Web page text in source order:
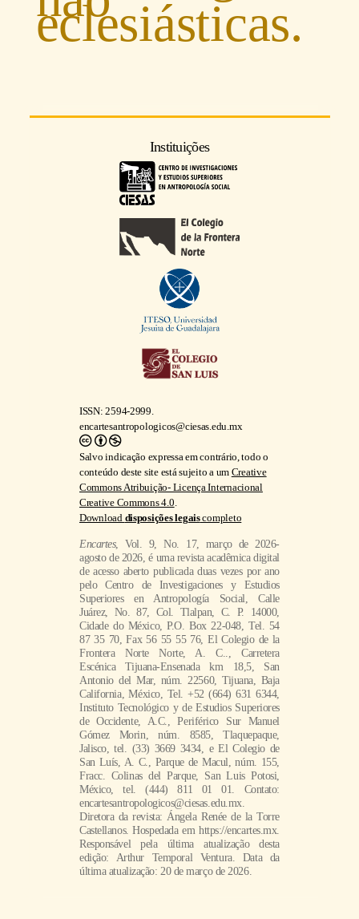
eclesiásticas.
Instituições
ISSN: 2594-2999.
encartesantropologicos@ciesas.edu.mx
Salvo indicação expressa em contrário, todo o
conteúdo deste site está sujeito a um Creative
Commons Atribuição- Licença Internacional
Creative Commons 4.0
Download disposições legaiscompleto
Encartes, Vol. 9, No. 17, março de 2026-
agosto de 2026, é uma revista acadêmica digital
de acesso aberto publicada duas vezes por ano
pelo Centro de Investigaciones y Estudios
Superiores en Antropología Social, Calle
Juárez, No. 87, Col. Tlalpan, C. P. 14000,
Cidade do México, P.O. Box 22-048, Tel. 54
87 35 70, Fax 56 55 55 76, El Colegio de la
Frontera Norte Norte, A. C.., Carretera
Escénica Tijuana-Ensenada km 18,5, San
Antonio del Mar, núm. 22560, Tijuana, Baja
California, México, Tel. +52 (664) 631 6344,
Instituto Tecnológico y de Estudios Superiores
de Occidente, A.C., Periférico Sur Manuel
Gómez Morin, núm. 8585, Tlaquepaque,
Jalisco, tel. (33) 3669 3434, e El Colegio de
San Luís, A. C., Parque de Macul, núm. 155,
Fracc. Colinas del Parque, San Luis Potosi,
México, tel. (444) 811 01 01. Contato:
encartesantropologicos@ciesas.edu.mx.
Diretora da revista: Ángela Renée de la Torre
Castellanos. Hospedada em https://encartes.mx.
Responsável pela última atualização desta
edição: Arthur Temporal Ventura. Data da
última atualização: 20 de março de 2026.